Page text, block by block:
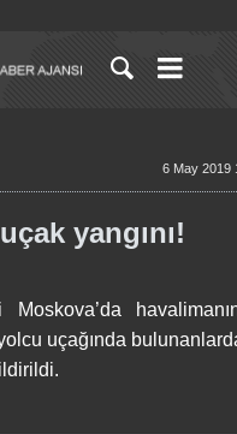
6 May 2019
yangını!
Moskova’da
uçağında